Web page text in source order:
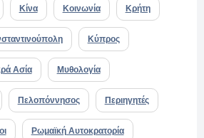
Κίνα Κοινωνία Κρήτη
Κύπρος
Ασία Μυθολογία
Πελοπόννησος Περιηγητές
Ρωμαϊκή Αυτοκρατορία